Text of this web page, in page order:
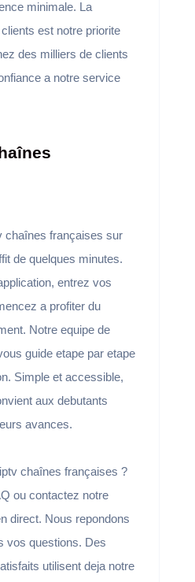
minimale. La
est notre priorite
des milliers de clients
a notre service
chaînes françaises sur
de quelques minutes.
entrez vos
a profiter du
Notre equipe de
guide etape par etape
Simple et accessible,
aux debutants
avances.
chaînes françaises ?
ou contactez notre
direct. Nous repondons
vos questions. Des
utilisent deja notre